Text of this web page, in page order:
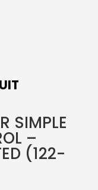
SIMPLE
–
(122-